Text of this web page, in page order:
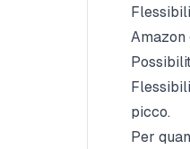
Amazon
picco.
Per